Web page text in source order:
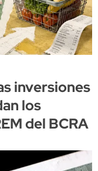
inversiones
los
del BCRA